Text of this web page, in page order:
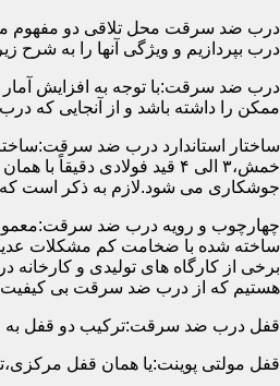
درب ضد سرقت محل تلاقی دو مفهوم
درب بپردازیم و ویژگی آنها را به شرح
درب ضد سرقت:با توجه به افزایش
ممکن را داشته باشد و از آنجایی که
ساختار استاندارد درب ضد
جوشکاری می شود.لازم به ذکر است که
ساخته شده با ضخامت کم مشکلات
برخی از کارگاه های تولیدی و
هستیم که از درب ضد سرقت بی کیفیت
قفل درب ضد سرقت:ترکیب دو قفل به صورت
قفل مولتی پوینت:یا همان قفل مرکزی،ترکیب ۳ تا ۵ قفل مجزا بوده که توسط یک میله یا اهرم به صورت یک پارچه عمل می کنند،قفل های مولتی پوینت وارداتی در ایران معمولاً